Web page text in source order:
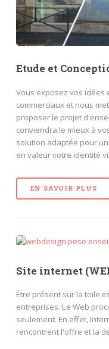
Etude et
Vous exposez vos idées
commerciaux et nous
proposer le projet
conviendra le mieux à
solution adaptée pour
en valeur votre identité
EN SAVOIR PLUS
Site internet
Être présent sur la toile
entreprises. Le Web
seulement. En effet,
rencontrent l'offre et la